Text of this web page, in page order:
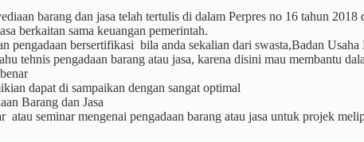
barang dan jasa telah tertulis di dalam Perpres no 16 tahun 2018
berkaitan sama keuangan pemerintah.
pengadaan bersertifikasi bila anda sekalian dari swasta,Badan
tehnis pengadaan barang atau jasa, karena disini mau membantu
dapat di sampaikan dengan sangat optimal
Barang dan Jasa
atau seminar mengenai pengadaan barang atau jasa untuk projek